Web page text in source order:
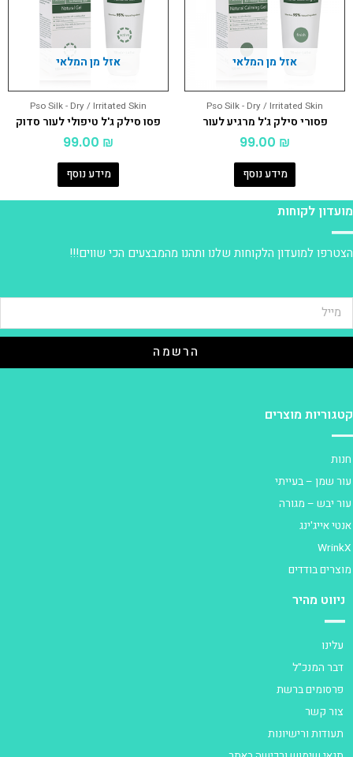
אזל מן המלאי
Pso Silk - Dry / Irritated Skin
פסורי סילק ג'ל מרגיע לעור
₪
99.00
מידע נוסף
אזל מן המלאי
Pso Silk - Dry / Irritated Skin
פסו סילק ג'ל טיפולי לעור סדוק
₪
99.00
מידע נוסף
לקוחות
למועדון הלקוחות שלנו ותהנו מהמבצעים הכי שווים!!!
הרשמה
מוצרים
שמן – בעייתי
יבש – מגורה
אייג'ינג
בודדים
ניווט מהיר
עלינו
דבר המנכ"ל
פרסומים ברשת
צור קשר
תעודות ורישיונות